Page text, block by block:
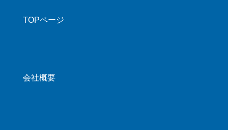
TOPページ
会社概要